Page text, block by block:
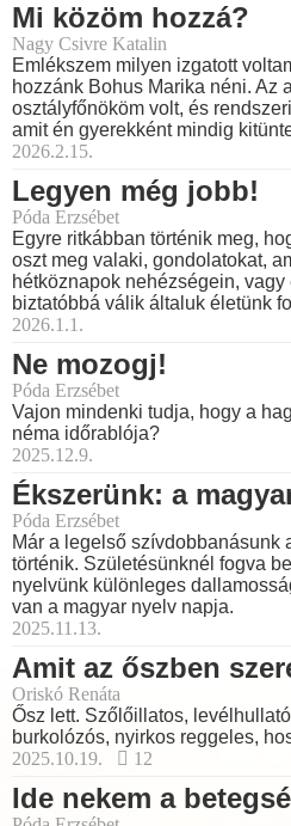
Mi közöm hozzá?
Nagy Csivre Katalin
Emlékszem milyen izgatott
hozzánk Bohus Marika néni. Az
osztályfőnököm volt, és
amit én gyerekként mindig
2026.2.15.
Legyen még jobb!
Póda Erzsébet
Egyre ritkábban történik meg,
oszt meg valaki, gondolatokat,
hétköznapok nehézségein,
biztatóbbá válik általuk életünk
2026.1.1.
Ne mozogj!
Póda Erzsébet
Vajon mindenki tudja, hogy a
néma időrablója?
2025.12.9.
Ékszerünk: a
Póda Erzsébet
Már a legelső szívdobbanásunk
történik. Születésünknél fogva
nyelvünk különleges
van a magyar nyelv napja.
2025.11.13.
Amit az őszben
Oriskó Renáta
Ősz lett. Szőlőillatos,
burkolózós, nyirkos reggeles,
2025.10.19.
12
Ide nekem a